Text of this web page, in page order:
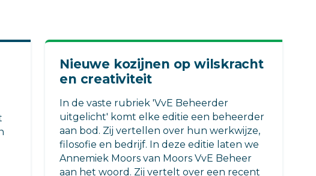
Nieuwe kozijnen op wilskracht
en creativiteit
In de vaste rubriek 'VvE Beheerder
uitgelicht' komt elke editie een beheerder
aan bod. Zij vertellen over hun werkwijze,
filosofie en bedrijf. In deze editie laten we
Annemiek Moors van Moors VvE Beheer
aan het woord. Zij vertelt over een recent